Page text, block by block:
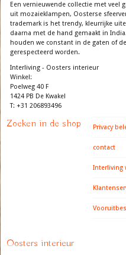
Een vernieuwende collectie met veel
uit mozaieklampen, Oosterse
trademark is het trendy, kleurrijke
daarna met de hand gemaakt in
houden we constant in de gaten of
gerespecteerd worden.
Interliving - Oosters interieur
Winkel:
Poelweg 40 F
1424 PB De Kwakel
T: +31 206893496
Zoeken in de shop Privacy
contact
Interliving
Oosters interieur